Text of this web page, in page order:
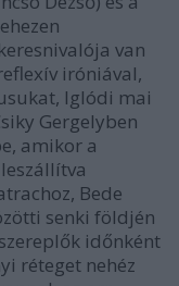
van
iróniával,
Iglódi mai
Gergelyben
amikor a
Bede
senki földjén
időnként
réteget nehéz